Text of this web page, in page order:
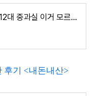
교통사고 처리 특례법 12대 중과실 이거 모르면 큰일납니다!! <필독!>
후기 <내돈내산>